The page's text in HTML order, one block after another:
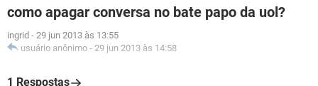
como apagar conversa no bate papo da uol?
ingrid - 29 jun 2013 às 13:55
usuário anônimo - 29 jun 2013 às 14:58
1 Respostas